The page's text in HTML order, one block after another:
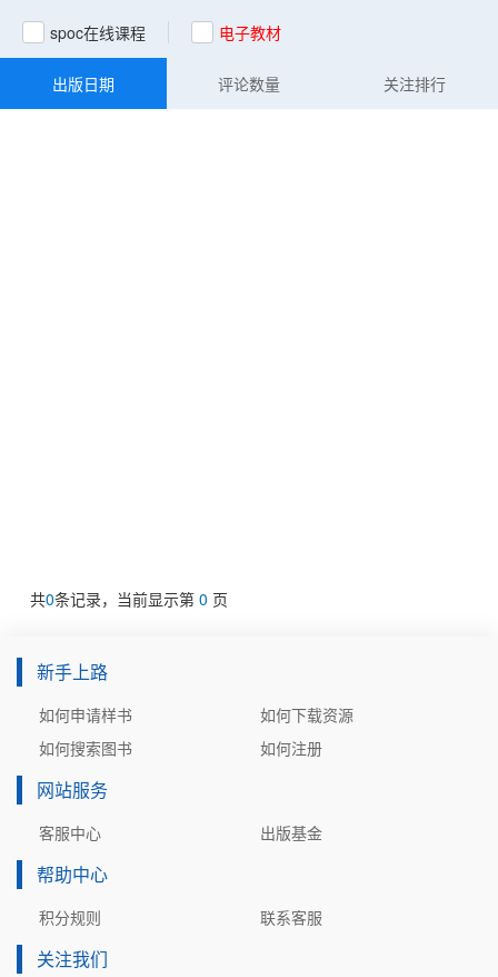
spoc在线课程
电子教材
关注排行
评论数量
出版日期
共0条记录，当前显示第 0 页
新手上路
如何申请样书
如何下载资源
如何搜索图书
如何注册
网站服务
客服中心 出版基金
帮助中心
积分规则 联系客服
关注我们